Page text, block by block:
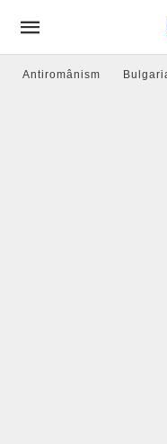
Antiromânism